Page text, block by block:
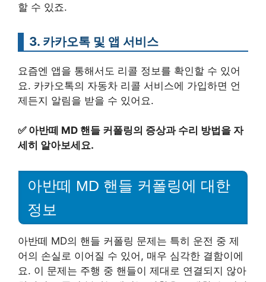
할 수 있죠.
3. 카카오톡 및 앱 서비스
요즘엔 앱을 통해서도 리콜 정보를 확인할 수 있어
요. 카카오톡의 자동차 리콜 서비스에 가입하면 언
제든지 알림을 받을 수 있어요.
✅ 아반떼 MD 핸들 커폴링의 증상과 수리 방법을 자
세히 알아보세요.
아반떼 MD 핸들 커폴링에 대한
정보
아반떼 MD의 핸들 커폴링 문제는 특히 운전 중 제
어의 손실로 이어질 수 있어, 매우 심각한 결함이에
요. 이 문제는 주행 중 핸들이 제대로 연결되지 않아